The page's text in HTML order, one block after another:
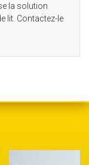
la solution
lit. Contactez-le